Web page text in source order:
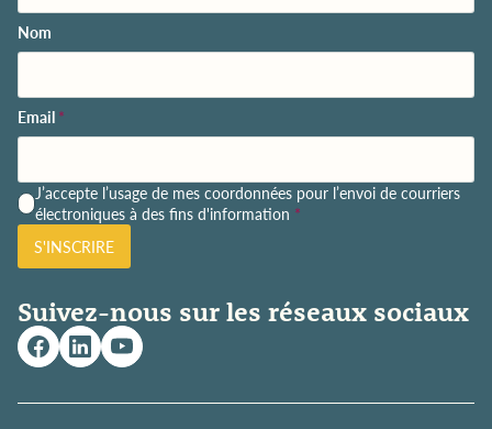
Nom
Email *
P
o
l
t
q
u
e
e
J’accepte l’usage de mes coordonnées pour l’envoi de courriers
électroniques à des fins d'information *
S'INSCRIRE
Suivez-nous sur les réseaux sociaux